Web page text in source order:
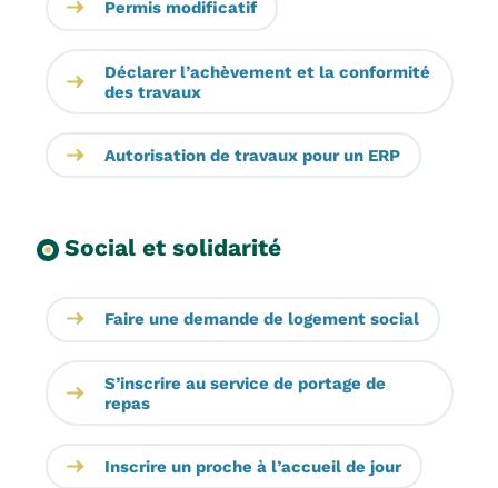
Permis modificatif
Déclarer l’achèvement et la conformité
des travaux
Autorisation de travaux pour un ERP
Social et solidarité
Faire une demande de logement social
S’inscrire au service de portage de
repas
Inscrire un proche à l’accueil de jour